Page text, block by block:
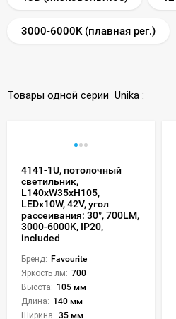
3000-6000K (плавная рег.)
Товары одной серии Unika :
4141-1U, потолочный
светильник,
L140xW35xH105,
LEDx10W, 42V, угол
рассеивания: 30°, 700LM,
3000-6000K, IP20,
included
Бренд: Favourite
Яркость лм: 700
Высота: 105 мм
Длина: 140 мм
Ширина: 35 мм